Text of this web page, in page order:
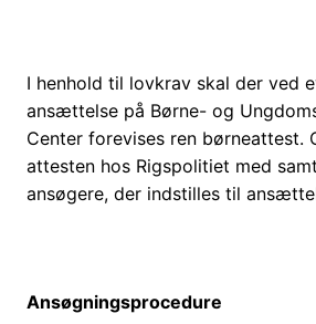
I henhold til lovkrav skal der ved
ansættelse på Børne- og
Center forevises ren børneattest.
attesten hos Rigspolitiet med
ansøgere, der indstilles til
Ansøgningsprocedure